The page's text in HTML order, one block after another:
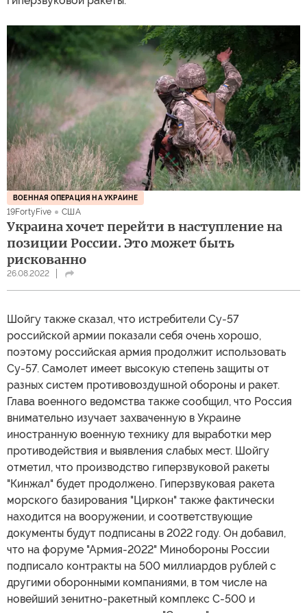
ВОЕННАЯ ОПЕРАЦИЯ НА УКРАИНЕ
19FortyFive США
Украина хочет перейти в наступление на
позиции России. Это может быть
рискованно
26.08.2022
Шойгу также сказал, что истребители Су-57
российской армии показали себя очень хорошо,
поэтому российская армия продолжит использовать
Су-57. Самолет имеет высокую степень защиты от
разных систем противовоздушной обороны и ракет.
Глава военного ведомства также сообщил, что Россия
внимательно изучает захваченную в Украине
иностранную военную технику для выработки мер
противодействия и выявления слабых мест. Шойгу
отметил, что производство гиперзвуковой ракеты
"Кинжал" будет продолжено. Гиперзвуковая ракета
морского базирования "Циркон" также фактически
находится на вооружении, и соответствующие
документы будут подписаны в 2022 году. Он добавил,
что на форуме "Армия-2022" Минобороны России
подписало контракты на 500 миллиардов рублей с
другими оборонными компаниями, в том числе на
новейший зенитно-ракетный комплекс С-500 и